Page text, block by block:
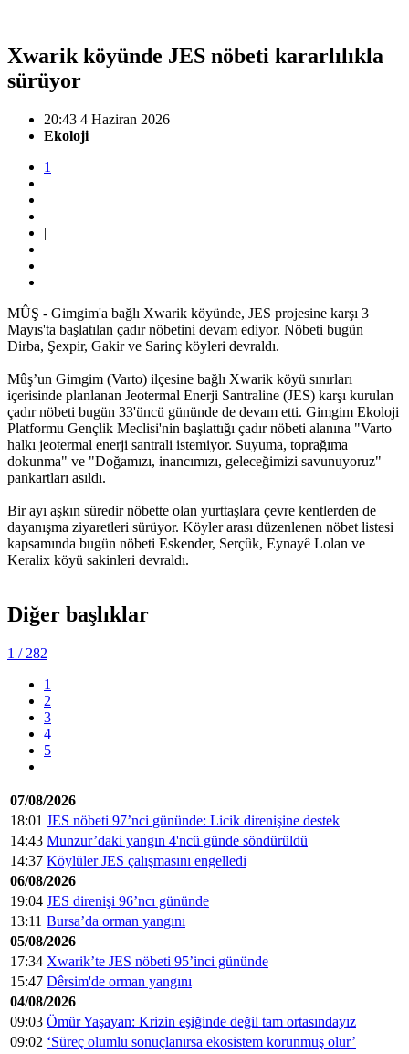
Xwarik köyünde JES nöbeti kararlılıkla
sürüyor
20:43 4 Haziran 2026
Ekoloji
1
|
MÛŞ - Gimgim'a bağlı Xwarik köyünde, JES projesine karşı 3
Mayıs'ta başlatılan çadır nöbetini devam ediyor. Nöbeti bugün
Dirba, Şexpir, Gakir ve Sarinç köyleri devraldı.
Mûş’un Gimgim (Varto) ilçesine bağlı Xwarik köyü sınırları
içerisinde planlanan Jeotermal Enerji Santraline (JES) karşı kurulan
çadır nöbeti bugün 33'üncü gününde de devam etti. Gimgim Ekoloji
Platformu Gençlik Meclisi'nin başlattığı çadır nöbeti alanına "Varto
halkı jeotermal enerji santrali istemiyor. Suyuma, toprağıma
dokunma" ve "Doğamızı, inancımızı, geleceğimizi savunuyoruz"
pankartları asıldı.
Bir ayı aşkın süredir nöbette olan yurttaşlara çevre kentlerden de
dayanışma ziyaretleri sürüyor. Köyler arası düzenlenen nöbet listesi
kapsamında bugün nöbeti Eskender, Serçûk, Eynayê Lolan ve
Keralix köyü sakinleri devraldı.
Diğer başlıklar
1 / 282
1
2
3
4
5
07/08/2026
18:01 JES nöbeti 97’nci gününde: Licik direnişine destek
14:43 Munzur’daki yangın 4'ncü günde söndürüldü
14:37 Köylüler JES çalışmasını engelledi
06/08/2026
19:04 JES direnişi 96’ncı gününde
13:11 Bursa’da orman yangını
05/08/2026
17:34 Xwarik’te JES nöbeti 95’inci gününde
15:47 Dêrsim'de orman yangını
04/08/2026
09:03 Ömür Yaşayan: Krizin eşiğinde değil tam ortasındayız
09:02 ‘Süreç olumlu sonuçlanırsa ekosistem korunmuş olur’